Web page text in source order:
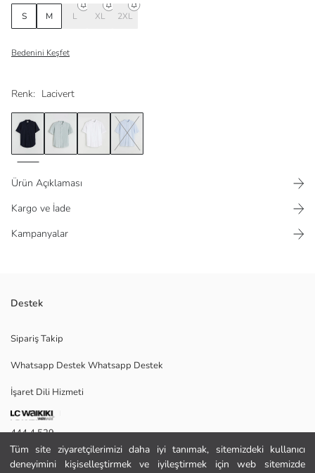
Tüm site ziyaretçilerimizi daha iyi tanımak, sitemizdeki kullanıcı
deneyimini kişiselleştirmek ve iyileştirmek için web sitemizde
Renk: Lacivert
S M L XL 2XL
Bedenini Keşfet
Ürün Açıklaması
Kargo ve İade
Kampanyalar
kolludur. Önden düğme kapamalıdır.
M
Ana Kumaş:
Destek
Sipariş Takip
Whatsapp Destek Whatsapp Destek
İşaret Dili Hizmeti
444 4 529
İletişim Formu